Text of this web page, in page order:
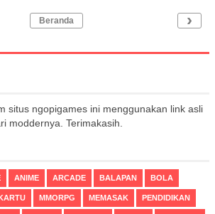
›
Beranda
situs ngopigames ini menggunakan link asli
moddernya. Terimakasih.
ANIME ARCADE BALAPAN BOLA
MMORPG MEMASAK PENDIDIKAN